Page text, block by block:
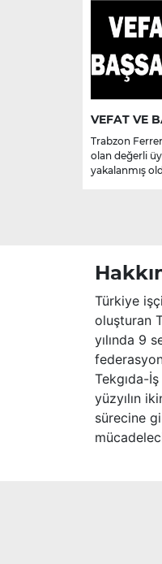
VEFAT VE
Trabzon
olan değerli
yakalanmış
Türkiye
oluşturan
yılında 9
Tekgıda-
yüzyılın
sürecine